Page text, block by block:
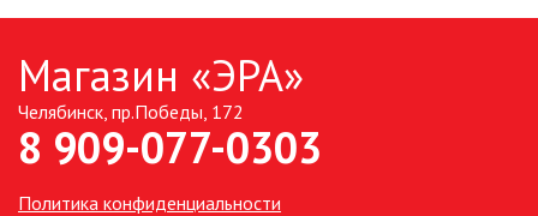
ПАЯЛЬНОЕ ОБОРУДОВАНИЕ
ПОДВЕСНЫЕ ЛОФТ
Магазин «ЭРА»
Челябинск, пр.Победы, 172
8 909-077-0303
Политика конфиденциальности